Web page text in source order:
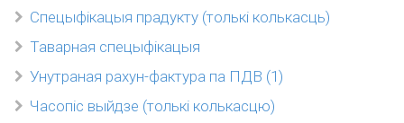
Спецыфікацыя прадукту (толькі колькасць)
Таварная спецыфікацыя
Унутраная рахун-фактура па ПДВ (1)
Часопіс выйдзе (толькі колькасцю)